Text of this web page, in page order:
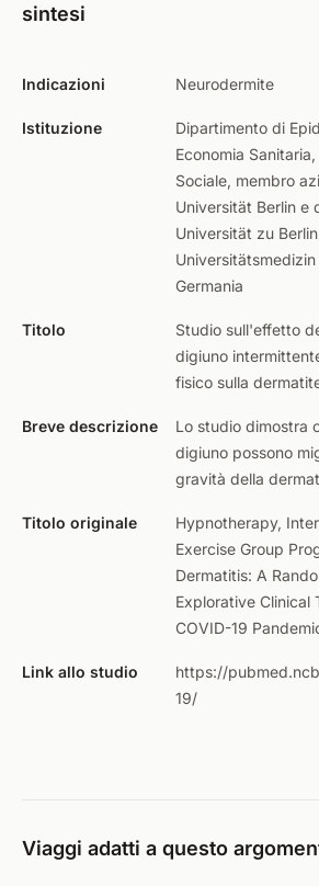
sintesi
Indicazioni Neurodermite
Istituzione
Dipartimento di
Economia
Sociale, membro
Universität Berlin e
Universität zu
Universitätsmedizin
Germania
Titolo
Studio sull'effetto
digiuno
fisico sulla
Breve descrizione
Lo studio dimostra
digiuno possono
gravità della
Titolo originale
Hypnotherapy,
Exercise Group
Dermatitis: A
Explorative Clinical
COVID-19
Link allo studio
https://
19/
Viaggi adatti a questo